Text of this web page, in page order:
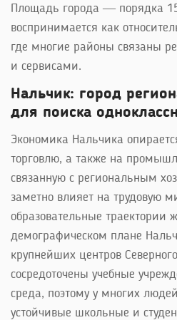
Площадь города — порядка
воспринимается как
где многие районы связаны
и сервисами.
Нальчик: город
для поиска
Экономика Нальчика
торговлю, а также на
связанную с региональным
заметно влияет на трудовую
образовательные траектории
демографическом плане
крупнейших центров
сосредоточены учебные
среда, поэтому у многих
устойчивые школьные и